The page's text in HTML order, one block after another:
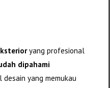
yang profesional
dipahami
desain yang memukau